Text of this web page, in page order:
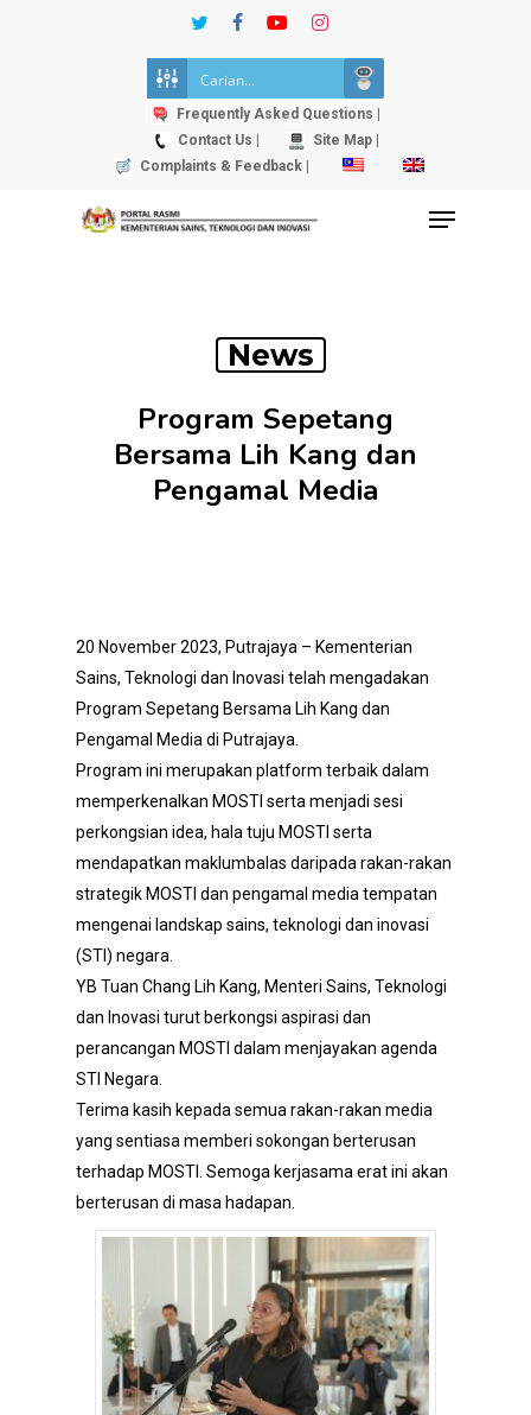
twitterfacebookyoutubeinstagram
Frequently Asked Questions |
Contact Us |
Site Map |
Complaints & Feedback |
Menu
News
Program Sepetang
Bersama Lih Kang dan
Pengamal Media
20 November 2023, Putrajaya – Kementerian
Sains, Teknologi dan Inovasi telah mengadakan
Program Sepetang Bersama Lih Kang dan
Pengamal Media di Putrajaya.
Program ini merupakan platform terbaik dalam
memperkenalkan MOSTI serta menjadi sesi
perkongsian idea, hala tuju MOSTI serta
mendapatkan maklumbalas daripada rakan-rakan
strategik MOSTI dan pengamal media tempatan
mengenai landskap sains, teknologi dan inovasi
(STI) negara.
YB Tuan Chang Lih Kang, Menteri Sains, Teknologi
dan Inovasi turut berkongsi aspirasi dan
perancangan MOSTI dalam menjayakan agenda
STI Negara.
Terima kasih kepada semua rakan-rakan media
yang sentiasa memberi sokongan berterusan
terhadap MOSTI. Semoga kerjasama erat ini akan
berterusan di masa hadapan.